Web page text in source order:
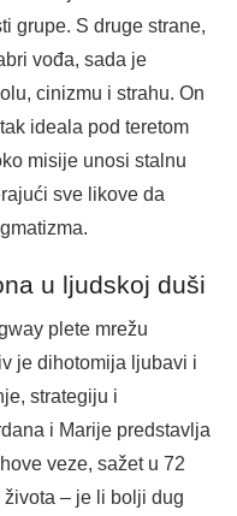
grupe. S druge strane,
vođa, sada je
cinizmu i strahu. On
ideala pod teretom
misije unosi stalnu
sve likove da
u ljudskoj duši
plete mrežu
je dihotomija ljubavi i
strategiju i
i Marije predstavlja
veze, sažet u 72
– je li bolji dug